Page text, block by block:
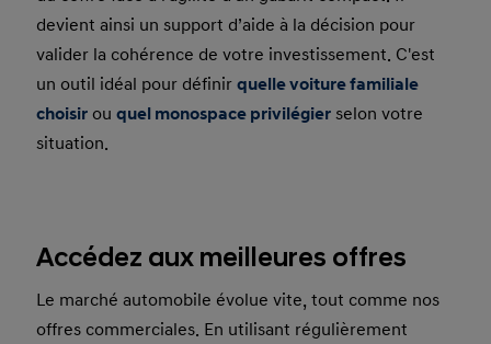
devient ainsi un support d’aide à la décision pour
valider la cohérence de votre investissement. C'est
un outil idéal pour définirquelle voiture familiale
choisir ouquel monospace privilégier selon votre
situation.
Accédez aux meilleures offres
Le marché automobile évolue vite, tout comme nos
offres commerciales. En utilisant régulièrement